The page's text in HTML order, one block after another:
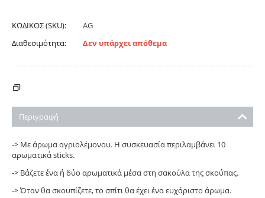
ΚΩΔΙΚΟΣ (SKU):
AG
Διαθεσιμότητα:
Δεν υπάρχει απόθεμα
Περιγραφή
-> Με άρωμα αγριολέμονου. Η συσκευασία περιλαμβάνει 10
αρωματικά sticks.
-> Βάζετε ένα ή δύο αρωματικά μέσα στη σακούλα της σκούπας.
-> Όταν θα σκουπίζετε, το σπίτι θα έχει ένα ευχάριστο άρωμα.